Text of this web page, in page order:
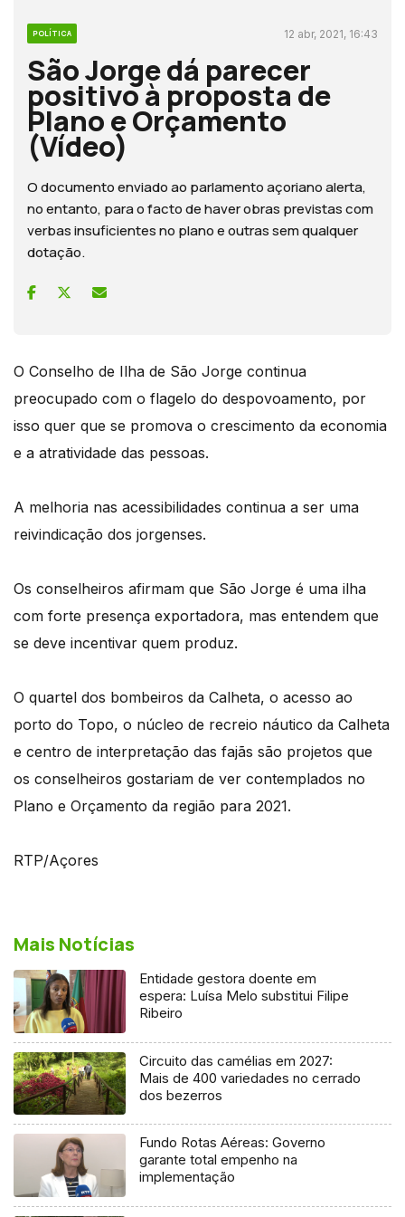
POLÍTICA 12 abr, 2021, 16:43
São Jorge dá parecer
positivo à proposta de
Plano e Orçamento
(Vídeo)
O documento enviado ao parlamento açoriano alerta,
no entanto, para o facto de haver obras previstas com
verbas insuficientes no plano e outras sem qualquer
dotação.
O Conselho de Ilha de São Jorge continua
preocupado com o flagelo do despovoamento, por
isso quer que se promova o crescimento da economia
e a atratividade das pessoas.
A melhoria nas acessibilidades continua a ser uma
reivindicação dos jorgenses.
Os conselheiros afirmam que São Jorge é uma ilha
com forte presença exportadora, mas entendem que
se deve incentivar quem produz.
O quartel dos bombeiros da Calheta, o acesso ao
porto do Topo, o núcleo de recreio náutico da Calheta
e centro de interpretação das fajãs são projetos que
os conselheiros gostariam de ver contemplados no
Plano e Orçamento da região para 2021.
RTP/Açores
Mais Notícias
Entidade gestora doente em
espera: Luísa Melo substitui Filipe
Ribeiro
Circuito das camélias em 2027:
Mais de 400 variedades no cerrado
dos bezerros
Fundo Rotas Aéreas: Governo
garante total empenho na
implementação